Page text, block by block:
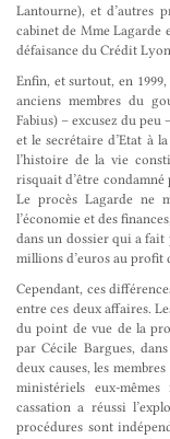
Lantourne), et d’autres
cabinet de Mme Lagarde
défaisance du Crédit
Enfin, et surtout, en
anciens membres du
Fabius) – excusez du
et le secrétaire d’Etat à
l’histoire de la vie
risquait d’être
Le procès Lagarde ne
l’économie et des
dans un dossier qui a fait
millions d’euros au profit
Cependant, ces
entre ces deux affaires.
du point de vue de la
par Cécile Bargues,
deux causes, les
ministériels eux-
cassation a réussi
procédures sont